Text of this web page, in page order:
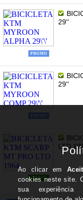
PROMO
29''
29''
NOVO
LTD